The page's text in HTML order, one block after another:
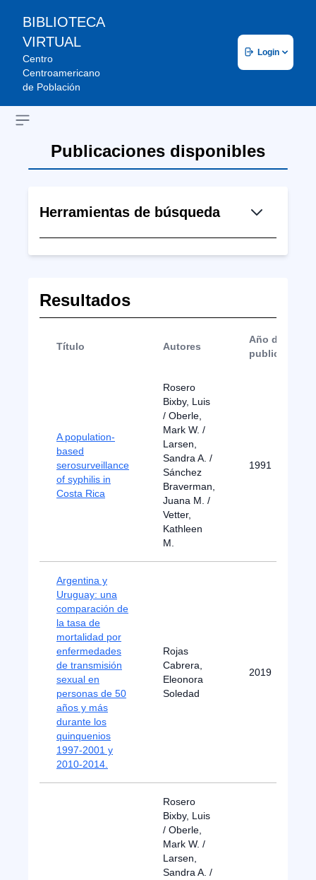
BIBLIOTECA
VIRTUAL
Centro
Centroamericano
de Población
Login
Open sidebar
Publicaciones disponibles
Herramientas de búsqueda
Resultados
Título Autores
Año de
publicación
A population-
based
serosurveillance
of syphilis in
Costa Rica
Rosero
Bixby, Luis
/ Oberle,
Mark W. /
Larsen,
Sandra A. /
Sánchez
Braverman,
Juana M. /
Vetter,
Kathleen
M.
1991
Argentina y
Uruguay: una
comparación de
la tasa de
mortalidad por
enfermedades
de transmisión
sexual en
personas de 50
años y más
durante los
quinquenios
1997-2001 y
2010-2014.
Rojas
Cabrera,
Eleonora
Soledad
2019
Rosero
Bixby, Luis
/ Oberle,
Mark W. /
Larsen,
Sandra A. /